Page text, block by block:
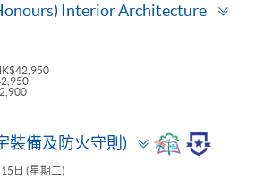
Interior Architecture
裝備及防火守則)
Toggle
panel
日 (星期二)